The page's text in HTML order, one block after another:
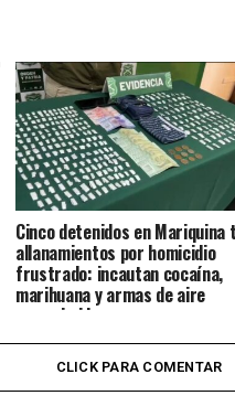
Cinco detenidos en Mariquina
allanamientos por homicidio
frustrado: incautan cocaína,
marihuana y armas de aire
comprimido
CLICK PARA COMENTAR